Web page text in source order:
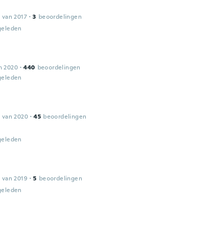
2017 · 3 beoordelingen
2020 · 440 beoordelingen
2020 · 45 beoordelingen
2019 · 5 beoordelingen